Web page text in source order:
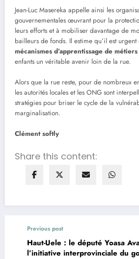
Jean-Luc Masereka appelle ainsi les
gouvernementales œuvrant pour la
leurs efforts et à mobiliser davantage de
bailleurs de fonds. Il estime qu’il est urgent
mécanismes d’apprentissage de métiers
enfants un véritable avenir loin de la rue.
Alors que la rue reste, pour de nombreux
les autorités locales et les ONG sont
stratégies pour briser le cycle de la
marginalisation.
Clément softly
Share this content:
Previous post
Haut-Uele : le député Yoasa
l’initiative interprovinciale du